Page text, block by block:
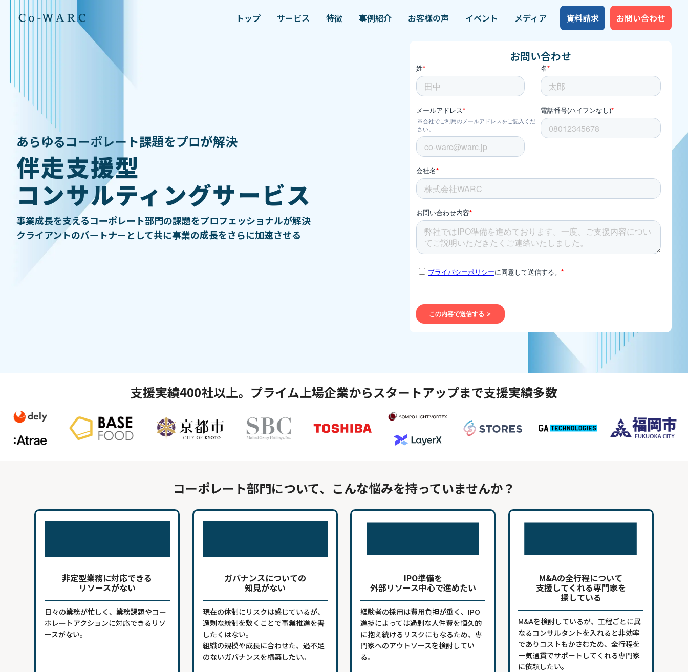
トップ サービス 特徴 事例紹介 お客様の声 イベント メディア 資料請求 お問い合わせ
特徴
事例紹介
お客様の声
イベント
メディア
あらゆるコーポレート課題をプロが解決
伴走支援型
コンサルティングサービス
事業成長を支えるコーポレート部門の課題をプロフェッショナルが解決
クライアントのパートナーとして共に事業の成長をさらに加速させる
お問い合わせ
支援実績400社以上。プライム上場企業からスタートアップまで支援実績多数
コーポレート部門について、こんな悩みを持っていませんか？
非定型業務に対応できる
リソースがない
日々の業務が忙しく、業務課題やコー
ポレートアクションに対応できるリソ
ースがない。
ガバナンスについての
知見がない
現在の体制にリスクは感じているが、
過剰な統制を敷くことで事業推進を害
したくはない。
組織の規模や成長に合わせた、過不足
のないガバナンスを構築したい。
IPO準備を
外部リソース中心で進めたい
経験者の採用は費用負担が重く、IPO
進捗によっては過剰な人件費を恒久的
に抱え続けるリスクにもなるため、専
門家へのアウトソースを検討してい
る。
M&Aの全行程について
支援してくれる専門家を
探している
M&Aを検討しているが、工程ごとに異
なるコンサルタントを入れると非効率
でありコストもかさむため、全行程を
一気通貫でサポートしてくれる専門家
に依頼したい。